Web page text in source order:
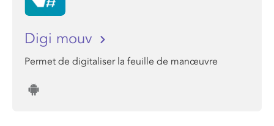
Digi mouv
Permet de digitaliser la feuille de manœuvre